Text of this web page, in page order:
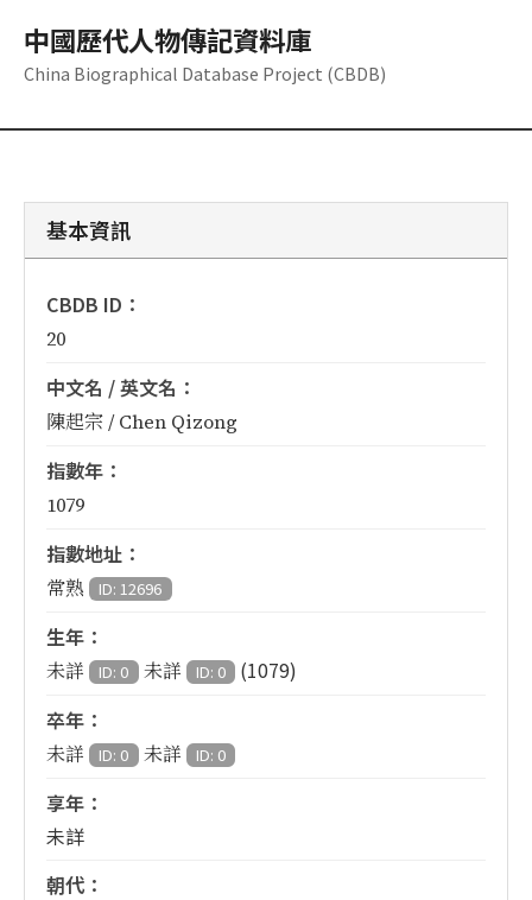
中國歷代人物傳記資料庫
China Biographical Database Project (CBDB)
基本資訊
CBDB ID：
20
中文名 / 英文名：
陳起宗 / Chen Qizong
指數年：
1079
指數地址：
常熟 ID: 12696
生年：
未詳 ID: 0 未詳 ID: 0
(1079)
卒年：
未詳 ID: 0 未詳 ID: 0
享年：
未詳
朝代：